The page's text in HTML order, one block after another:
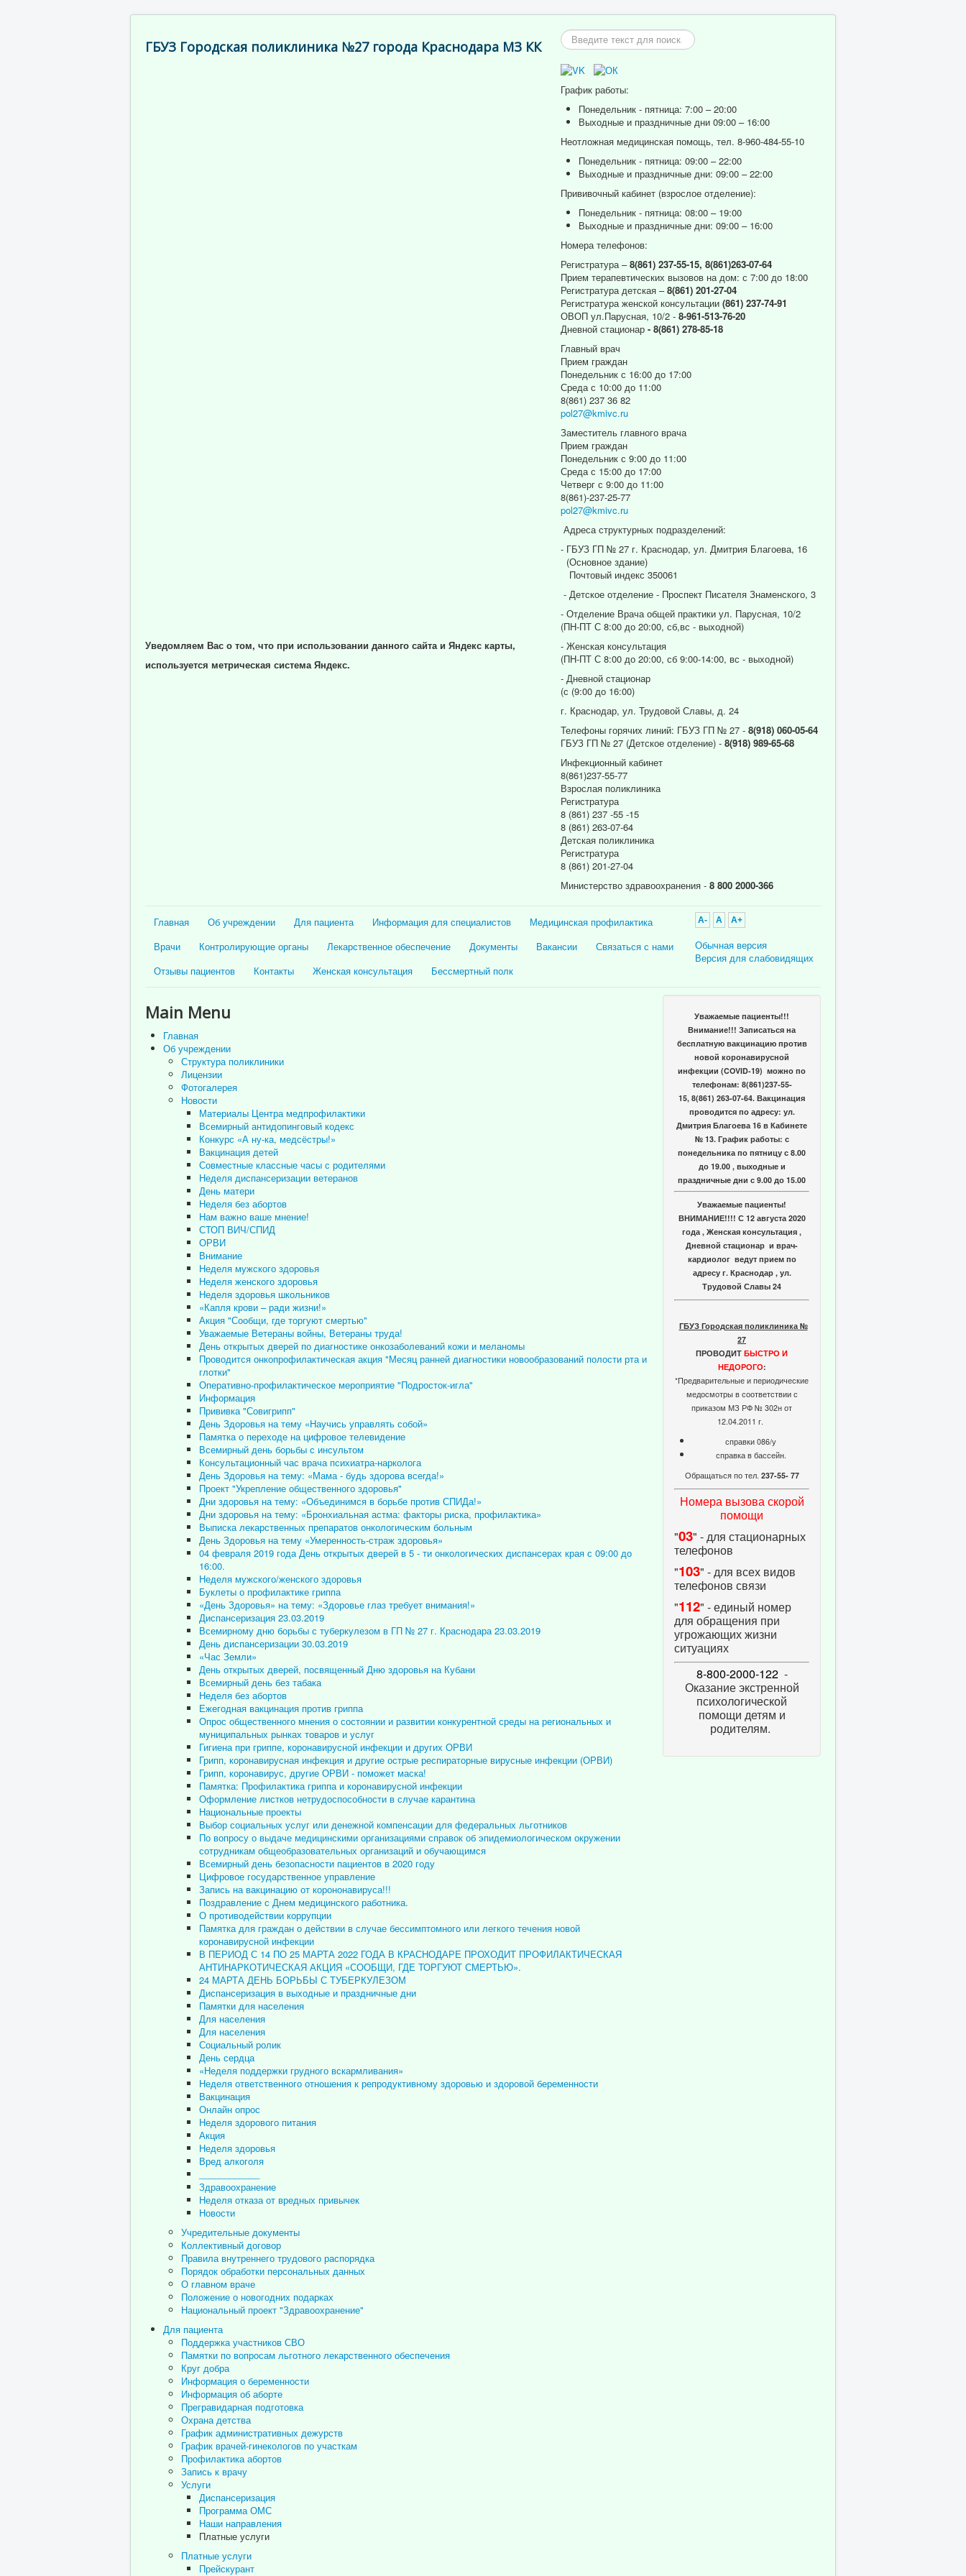
ГБУЗ Городская поликлиника №27 города Краснодара МЗ КК
Уведомляем Вас о том, что при использовании данного сайта и Яндекс карты,
используется метрическая система Яндекс.
Искать...
График работы:
Понедельник - пятница: 7:00 – 20:00
Выходные и праздничные дни 09:00 – 16:00
Неотложная медицинская помощь, тел. 8-960-484-55-10
Понедельник - пятница: 09:00 – 22:00
Выходные и праздничные дни: 09:00 – 22:00
Прививочный кабинет (взрослое отделение):
Понедельник - пятница: 08:00 – 19:00
Выходные и праздничные дни: 09:00 – 16:00
Номера телефонов:
Регистратура –8(861) 237-55-15, 8(861)263-07-64
Прием терапевтических вызовов на дом: с 7:00 до 18:00
Регистратура детская –8(861) 201-27-04
Регистратура женской консультации (861) 237-74-91
ОВОП ул.Парусная, 10/2 - 8-961-513-76-20
Дневной стационар - 8(861) 278-85-18
Главный врач
Прием граждан
Понедельник с 16:00 до 17:00
Среда с 10:00 до 11:00
8(861) 237 36 82
pol27@kmivc.ru
Заместитель главного врача
Прием граждан
Понедельник с 9:00 до 11:00
Среда с 15:00 до 17:00
Четверг с 9:00 до 11:00
8(861)-237-25-77
pol27@kmivc.ru
Адреса структурных подразделений:
- ГБУЗ ГП № 27 г. Краснодар, ул. Дмитрия Благоева, 16
(Основное здание)
Почтовый индекс 350061
- Детское отделение - Проспект Писателя Знаменского, 3
- Отделение Врача общей практики ул. Парусная, 10/2
(ПН-ПТ С 8:00 до 20:00, сб,вс - выходной)
- Женская консультация
(ПН-ПТ С 8:00 до 20:00, сб 9:00-14:00, вс - выходной)
- Дневной стационар
(с (9:00 до 16:00)
г. Краснодар, ул. Трудовой Славы, д. 24
Телефоны горячих линий: ГБУЗ ГП № 27 - 8(918) 060-05-64
ГБУЗ ГП № 27 (Детское отделение) - 8(918) 989-65-68
Инфекционный кабинет
8(861)237-55-77
Взрослая поликлиника
Регистратура
8 (861) 237 -55 -15
8 (861) 263-07-64
Детская поликлиника
Регистратура
8 (861) 201-27-04
Министерство здравоохранения - 8 800 2000-366
A- A A+
Обычная версия
Версия для слабовидящих
Главная Об учреждении Для пациента Информация для специалистов
Медицинская профилактика
Врачи
Контролирующие органы Лекарственное обеспечение Документы Вакансии
Связаться с нами
Отзывы пациентов
Контакты Женская консультация Бессмертный полк
Main Menu
Главная
Об учреждении
Структура поликлиники
Лицензии
Фотогалерея
Новости
Материалы Центра медпрофилактики
Всемирный антидопинговый кодекс
Конкурс «А ну-ка, медсёстры!»
Вакцинация детей
Совместные классные часы с родителями
Неделя диспансеризации ветеранов
День матери
Неделя без абортов
Нам важно ваше мнение!
СТОП ВИЧ/СПИД
ОРВИ
Внимание
Неделя мужского здоровья
Неделя женского здоровья
Неделя здоровья школьников
«Капля крови – ради жизни!»
Акция "Сообщи, где торгуют смертью"
Уважаемые Ветераны войны, Ветераны труда!
День открытых дверей по диагностике онкозаболеваний кожи и меланомы
Проводится онкопрофилактическая акция "Месяц ранней диагностики новообразований полости рта и
глотки"
Оперативно-профилактическое мероприятие "Подросток-игла"
Информация
Прививка "Совигрипп"
День Здоровья на тему «Научись управлять собой»
Памятка о переходе на цифровое телевидение
Всемирный день борьбы с инсультом
Консультационный час врача психиатра-нарколога
День Здоровья на тему: «Мама - будь здорова всегда!»
Проект "Укрепление общественного здоровья"
Дни здоровья на тему: «Объединимся в борьбе против СПИДа!»
Дни здоровья на тему: «Бронхиальная астма: факторы риска, профилактика»
Выписка лекарственных препаратов онкологическим больным
День Здоровья на тему «Умеренность-страж здоровья»
04 февраля 2019 года День открытых дверей в 5 - ти онкологических диспансерах края с 09:00 до
16:00.
Неделя мужского/женского здоровья
Буклеты о профилактике гриппа
«День Здоровья» на тему: «Здоровье глаз требует внимания!»
Диспансеризация 23.03.2019
Всемирному дню борьбы с туберкулезом в ГП № 27 г. Краснодара 23.03.2019
День диспансеризации 30.03.2019
«Час Земли»
День открытых дверей, посвященный Дню здоровья на Кубани
Всемирный день без табака
Неделя без абортов
Ежегодная вакцинация против гриппа
Опрос общественного мнения о состоянии и развитии конкурентной среды на региональных и
муниципальных рынках товаров и услуг
Гигиена при гриппе, коронавирусной инфекции и других ОРВИ
Грипп, коронавирусная инфекция и другие острые респираторные вирусные инфекции (ОРВИ)
Грипп, коронавирус, другие ОРВИ - поможет маска!
Памятка: Профилактика гриппа и коронавирусной инфекции
Оформление листков нетрудоспособности в случае карантина
Национальные проекты
Выбор социальных услуг или денежной компенсации для федеральных льготников
По вопросу о выдаче медицинскими организациями справок об эпидемиологическом окружении
сотрудникам общеобразовательных организаций и обучающимся
Всемирный день безопасности пациентов в 2020 году
Цифровое государственное управление
Запись на вакцинацию от корононавируса!!!
Поздравление с Днем медицинского работника.
О противодействии коррупции
Памятка для граждан о действии в случае бессимптомного или легкого течения новой
коронавирусной инфекции
В ПЕРИОД С 14 ПО 25 МАРТА 2022 ГОДА В КРАСНОДАРЕ ПРОХОДИТ ПРОФИЛАКТИЧЕСКАЯ
АНТИНАРКОТИЧЕСКАЯ АКЦИЯ «СООБЩИ, ГДЕ ТОРГУЮТ СМЕРТЬЮ».
24 МАРТА ДЕНЬ БОРЬБЫ С ТУБЕРКУЛЕЗОМ
Диспансеризация в выходные и праздничные дни
Памятки для населения
Для населения
Для населения
Социальный ролик
День сердца
«Неделя поддержки грудного вскармливания»
Неделя ответственного отношения к репродуктивному здоровью и здоровой беременности
Вакцинация
Онлайн опрос
Неделя здорового питания
Акция
Неделя здоровья
Вред алкоголя
Здравоохранение
Неделя отказа от вредных привычек
Новости
Учредительные документы
Коллективный договор
Правила внутреннего трудового распорядка
Порядок обработки персональных данных
О главном враче
Положение о новогодних подарках
Национальный проект "Здравоохранение"
Для пациента
Поддержка участников СВО
Памятки по вопросам льготного лекарственного обеспечения
Круг добра
Информация о беременности
Информация об аборте
Прегравидарная подготовка
Охрана детства
График административных дежурств
График врачей-гинекологов по участкам
Профилактика абортов
Запись к врачу
Услуги
Диспансеризация
Программа ОМС
Наши направления
Платные услуги
Платные услуги
Прейскурант
Уважаемые пациенты!!!
Внимание!!! Записаться на
бесплатную вакцинацию против
новой коронавирусной
инфекции (COVID-19) можно по
телефонам: 8(861)237-55-
15, 8(861) 263-07-64. Вакцинация
проводится по адресу: ул.
Дмитрия Благоева 16 в Кабинете
№ 13. График работы: с
понедельника по пятницу с 8.00
до 19.00 , выходные и
праздничные дни с 9.00 до 15.00
Уважаемые пациенты!
ВНИМАНИЕ!!!! С 12 августа 2020
года , Женская консультация ,
Дневной стационар и врач-
кардиолог ведут прием по
адресу г. Краснодар , ул.
Трудовой Славы 24
ГБУЗ Городская поликлиника №
27
ПРОВОДИТ БЫСТРО И
НЕДОРОГО:
*Предварительные и периодические
медосмотры в соответствии с
приказом МЗ РФ № 302н от
12.04.2011 г.
справки 086/у
справка в бассейн.
Обращаться по тел. 237-55- 77
Номера вызова скорой
помощи
"03" - для стационарных
телефонов
"103" - для всех видов
телефонов связи
"112" - единый номер
для обращения при
угрожающих жизни
ситуациях
8-800-2000-122-
Оказание экстренной
психологической
помощи детям и
родителям.